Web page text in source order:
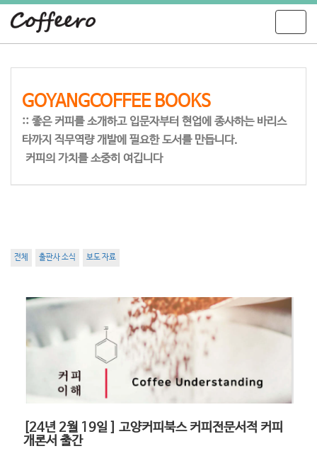
o
g
GOYANGCOFFEE BOOKS
:: 좋은 커피를 소개하고 입문자부터 현업에 종사하는 바리스
타까지 직무역량 개발에 필요한 도서를 만듭니다.
커피의 가치를 소중히 여깁니다
전체 출판사 소식 보도 자료
[24년 2월 19일 ] 고양커피북스 커피전문서적 커피
개론서 출간